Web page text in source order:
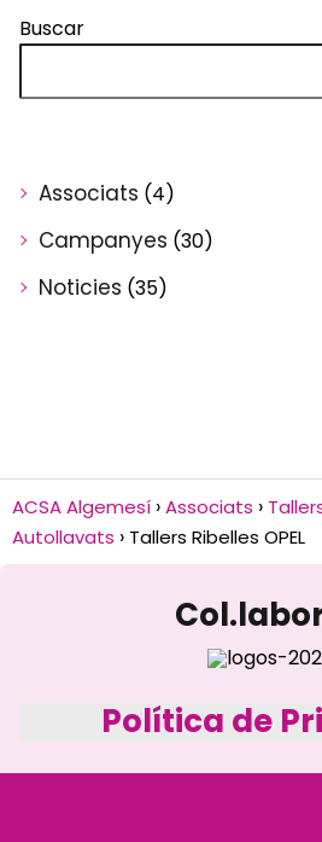
Buscar
Associats (4)
Campanyes (30)
Noticies (35)
ACSA Algemesí Associats
Autollavats
Tallers Ribelles OPEL
Política de